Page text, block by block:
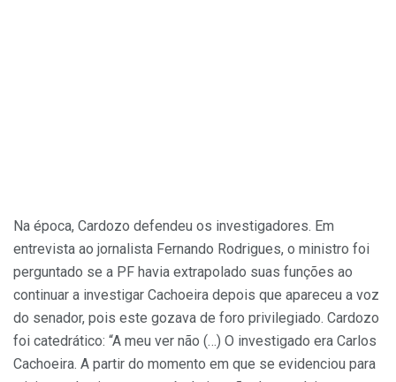
Na época, Cardozo defendeu os investigadores. Em
entrevista ao jornalista Fernando Rodrigues, o ministro foi
perguntado se a PF havia extrapolado suas funções ao
continuar a investigar Cachoeira depois que apareceu a voz
do senador, pois este gozava de foro privilegiado. Cardozo
foi catedrático: “A meu ver não (…) O investigado era Carlos
Cachoeira. A partir do momento em que se evidenciou para